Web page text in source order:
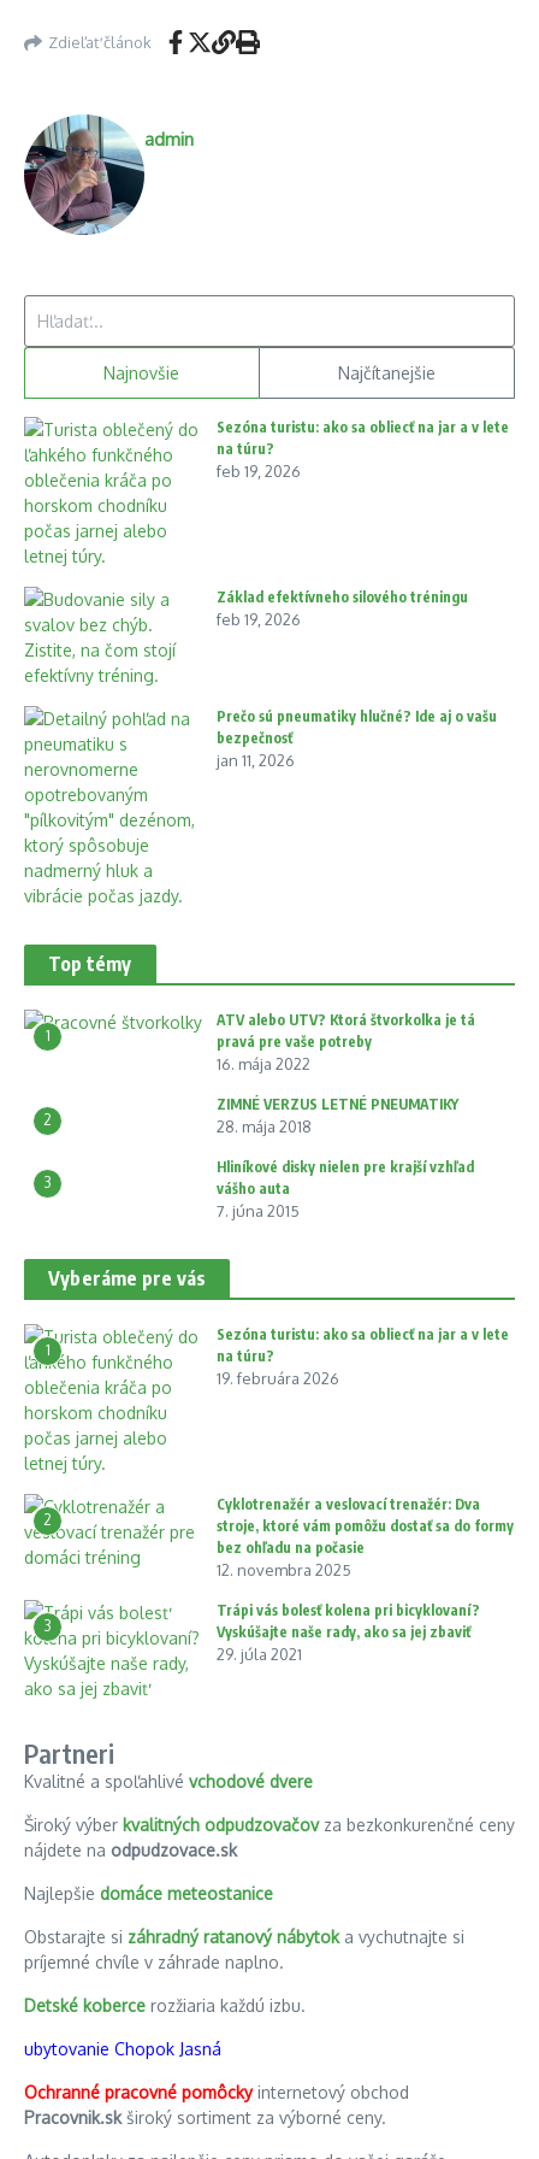
Zdieľať článok
admin
Najnovšie Najčítanejšie
Sezóna turistu: ako sa obliecť na jar a v lete
na túru?
feb 19, 2026
Základ efektívneho silového tréningu
feb 19, 2026
Prečo sú pneumatiky hlučné? Ide aj o vašu
bezpečnosť
jan 11, 2026
Top témy
1
ATV alebo UTV? Ktorá štvorkolka je tá
pravá pre vaše potreby
16. mája 2022
2
ZIMNÉ VERZUS LETNÉ PNEUMATIKY
28. mája 2018
3
Hliníkové disky nielen pre krajší vzhľad
vášho auta
7. júna 2015
Vyberáme pre vás
1
Sezóna turistu: ako sa obliecť na jar a v lete
na túru?
19. februára 2026
2
Cyklotrenažér a veslovací trenažér: Dva
stroje, ktoré vám pomôžu dostať sa do formy
bez ohľadu na počasie
12. novembra 2025
3
Trápi vás bolesť kolena pri bicyklovaní?
Vyskúšajte naše rady, ako sa jej zbaviť
29. júla 2021
Partneri
Kvalitné a spoľahlivé vchodové dvere
Široký výber kvalitných odpudzovačovza bezkonkurenčné ceny
nájdete na odpudzovace.sk
Najlepšie domáce meteostanice
Obstarajte si záhradný ratanový nábytoka vychutnajte si
príjemné chvíle v záhrade naplno.
Detské koberce rozžiaria každú izbu.
ubytovanie Chopok Jasná
Ochranné pracovné pomôckyinternetový obchod
Pracovnik.skširoký sortiment za výborné ceny.